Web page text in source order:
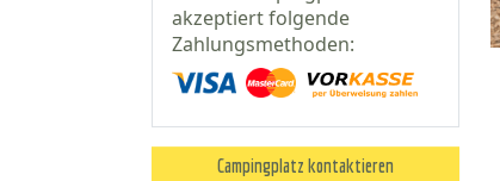
akzeptiert folgende
Zahlungsmethoden:
Campingplatz kontaktieren